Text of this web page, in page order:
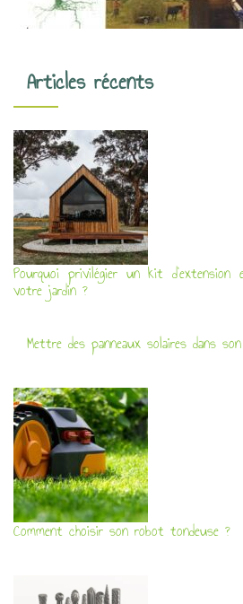
Articles récents
Pourquoi privilégier un kit
votre jardin ?
Mettre des panneaux solaires dans
Comment choisir son robot tondeuse ?